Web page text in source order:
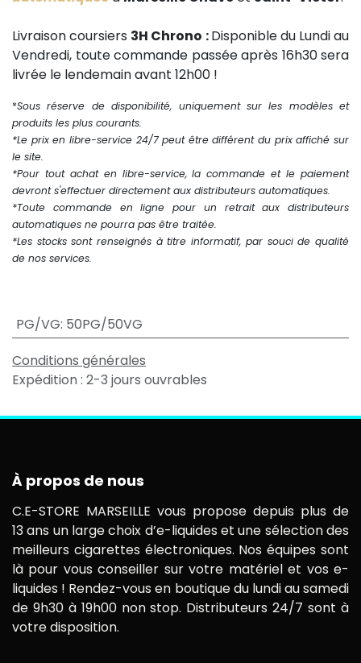
Livraison coursiers 3H Chrono :Disponible du Lundi au
Vendredi, toute commande passée après 16h30 sera
livrée le lendemain avant 12h00 !
*Sous réserve de disponibilité, uniquement sur les modèles et
produits les plus courants.
*Le prix en libre-service 24/7 peut être différent du prix affiché sur
le site.
*Pour tout achat en libre-service, la commande et le paiement
devront s'effectuer directement aux distributeurs automatiques.
*Toute commande en ligne pour un retrait aux distributeurs
automatiques ne pourra pas être traitée.
*Les stocks sont renseignés à titre informatif, par souci de qualité
de nos services.
PG/VG: 50PG/50VG
Conditions générales
Expédition : 2-3 jours ouvrables
À propos de nous
C.E-STORE MARSEILLE vous propose depuis plus de
13 ans un large choix d’e-liquides et une sélection des
meilleurs cigarettes électroniques. Nos équipes sont
là pour vous conseiller sur votre matériel et vos e-
liquides ! Rendez-vous en boutique du lundi au samedi
de 9h30 à 19h00 non stop. Distributeurs 24/7 sont à
votre disposition.